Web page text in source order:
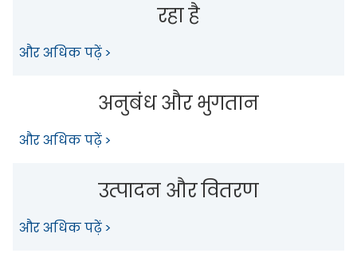
रहा है
और अधिक पढ़ें >
अनुबंध और भुगतान
और अधिक पढ़ें >
उत्पादन और वितरण
और अधिक पढ़ें >